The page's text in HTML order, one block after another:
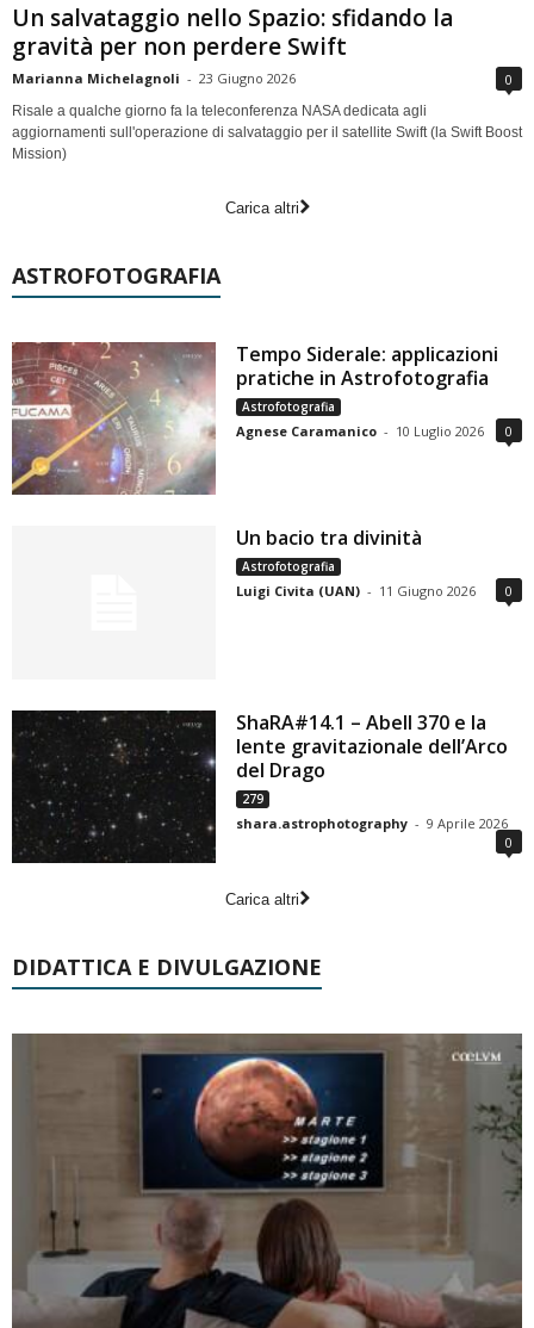
Un salvataggio nello Spazio: sfidando la
gravità per non perdere Swift
Marianna Michelagnoli - 23 Giugno 2026 0
Risale a qualche giorno fa la teleconferenza NASA dedicata agli
aggiornamenti sull'operazione di salvataggio per il satellite Swift (la Swift Boost
Mission)
Carica altri
ASTROFOTOGRAFIA
Tempo Siderale: applicazioni
pratiche in Astrofotografia
Astrofotografia
Agnese Caramanico - 10 Luglio 2026 0
Un bacio tra divinità
Astrofotografia
Luigi Civita (UAN) - 11 Giugno 2026 0
ShaRA#14.1 – Abell 370 e la
lente gravitazionale dell’Arco
del Drago
279
shara.astrophotography - 9 Aprile 2026
0
Carica altri
DIDATTICA E DIVULGAZIONE